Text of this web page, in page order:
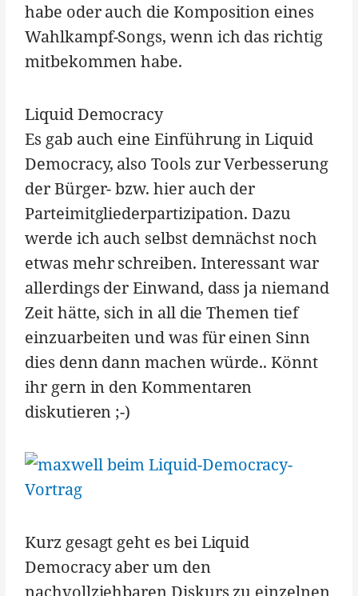
habe oder auch die Komposition eines
Wahlkampf-Songs, wenn ich das richtig
mitbekommen habe.
Liquid Democracy
Es gab auch eine Einführung in Liquid
Democracy, also Tools zur Verbesserung
der Bürger- bzw. hier auch der
Parteimitgliederpartizipation. Dazu
werde ich auch selbst demnächst noch
etwas mehr schreiben. Interessant war
allerdings der Einwand, dass ja niemand
Zeit hätte, sich in all die Themen tief
einzuarbeiten und was für einen Sinn
dies denn dann machen würde.. Könnt
ihr gern in den Kommentaren
diskutieren ;-)
Kurz gesagt geht es bei Liquid
Democracy aber um den